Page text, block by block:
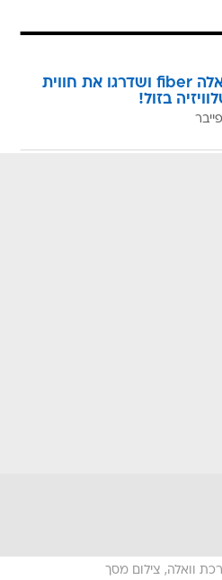
הצטרפו לוואלה fiber ושדרגו את חווית
בזול!
וואלה, צילום מסך